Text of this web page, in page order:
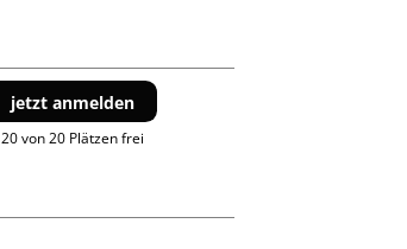
jetzt anmelden
20 von 20 Plätzen frei